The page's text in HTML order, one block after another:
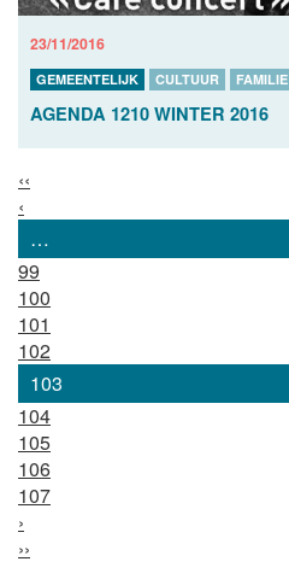
23/11/2016
GEMEENTELIJK CULTUUR FAMILIE
AGENDA 1210 WINTER 2016
‹‹
‹
…
99
100
101
102
103
104
105
106
107
›
››